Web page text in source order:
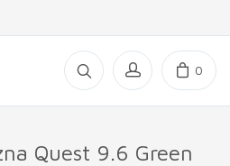
0
Quest 9.6 Green